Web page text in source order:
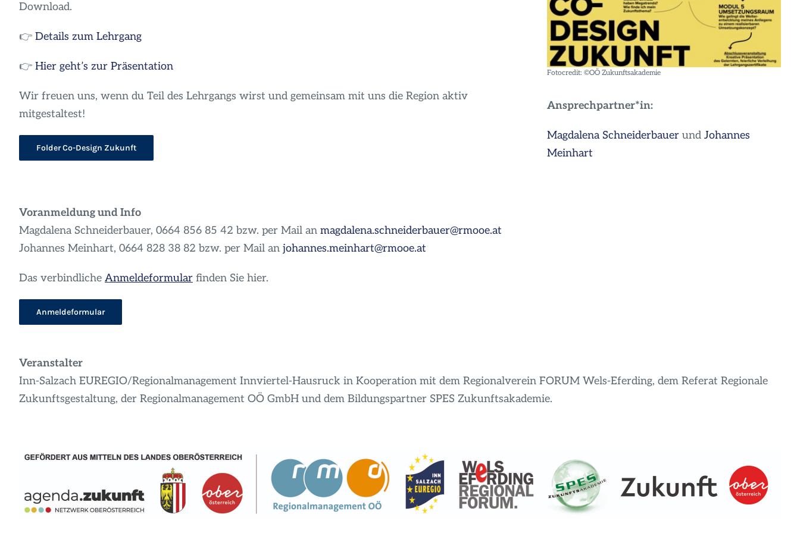
Download.
👉 Details zum Lehrgang
👉 Hier geht’s zur Präsentation
Wir freuen uns, wenn du Teil des Lehrgangs wirst und gemeinsam mit uns die Region aktiv
mitgestaltest!
Folder Co-Design Zukunft
Fotocredit: ©OÖ Zukunftsakademie
Ansprechpartner*in:
Magdalena Schneiderbauer undJohannes
Meinhart
Voranmeldung und Info
Magdalena Schneiderbauer, 0664 856 85 42 bzw. per Mail an magdalena.schneiderbauer@rmooe.at
Johannes Meinhart, 0664 828 38 82 bzw. per Mail an johannes.meinhart@rmooe.at
Das verbindliche Anmeldeformularfinden Sie hier.
Anmeldeformular
Veranstalter
Inn-Salzach EUREGIO/Regionalmanagement Innviertel-Hausruck in Kooperation mit dem Regionalverein FORUM Wels-Eferding, dem Referat Regionale
Zukunftsgestaltung, der Regionalmanagement OÖ GmbH und dem Bildungspartner SPES Zukunftsakademie.